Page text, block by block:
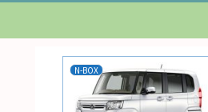
N-BOX